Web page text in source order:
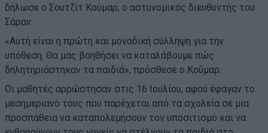
δήλωσε ο Σουτζίτ Κούμαρ, ο αστυνομικός διευθυντής του
Σάραν.
«Αυτή είναι η πρώτη και μοναδική σύλληψη για την
υπόθεση. Θα μας βοηθήσει να καταλάβουμε πώς
δηλητηριάστηκαν τα παιδιά», πρόσθεσε ο Κούμαρ.
Οι μαθητές αρρώστησαν στις 16 Ιουλίου, αφού έφαγαν το
μεσημεριανό τους που παρέχεται από τα σχολεία σε μια
προσπάθεια να καταπολεμήσουν τον υποσιτισμό και να